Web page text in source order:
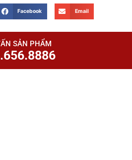
Facebook Email
SẢN PHẨM